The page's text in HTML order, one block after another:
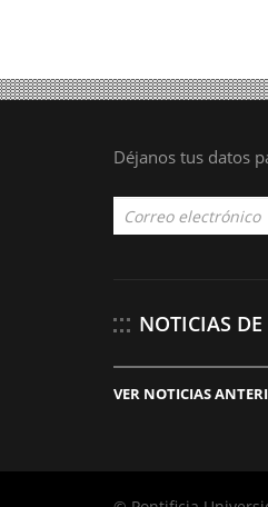
Déjanos tus datos
NOTICIAS DE
VER NOTICIAS